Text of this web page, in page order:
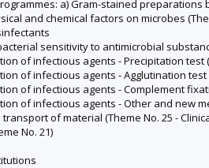
a) Gram-stained preparations
and chemical factors on microbes
sensitivity to antimicrobial
of infectious agents - Precipitation test
of infectious agents - Agglutination test
of infectious agents - Complement
of infectious agents - Other and new
of material (Theme No. 25 -
No. 21)